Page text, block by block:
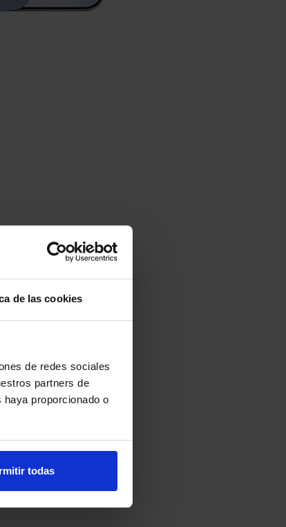
de las cookies
de redes sociales
partners de
proporcionado o
todas